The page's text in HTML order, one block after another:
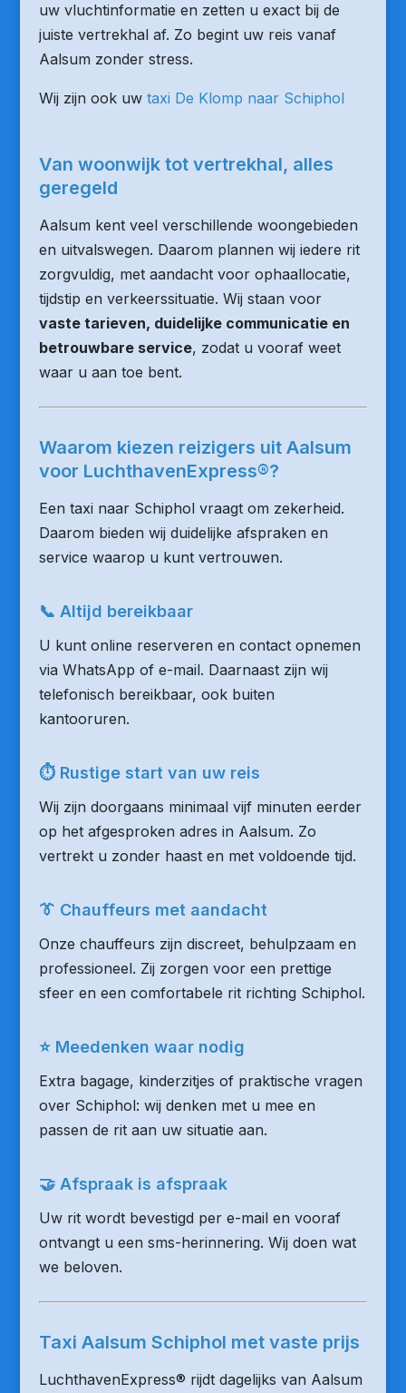
uw vluchtinformatie en zetten u exact bij de
juiste vertrekhal af. Zo begint uw reis vanaf
Aalsum zonder stress.
Wij zijn ook uw taxi De Klomp naar Schiphol
Van woonwijk tot vertrekhal, alles
geregeld
Aalsum kent veel verschillende woongebieden
en uitvalswegen. Daarom plannen wij iedere rit
zorgvuldig, met aandacht voor ophaallocatie,
tijdstip en verkeerssituatie. Wij staan voor
vaste tarieven, duidelijke communicatie en
betrouwbare service, zodat u vooraf weet
waar u aan toe bent.
Waarom kiezen reizigers uit Aalsum
voor LuchthavenExpress®?
Een taxi naar Schiphol vraagt om zekerheid.
Daarom bieden wij duidelijke afspraken en
service waarop u kunt vertrouwen.
📞 Altijd bereikbaar
U kunt online reserveren en contact opnemen
via WhatsApp of e-mail. Daarnaast zijn wij
telefonisch bereikbaar, ook buiten
kantooruren.
⏱ Rustige start van uw reis
Wij zijn doorgaans minimaal vijf minuten eerder
op het afgesproken adres in Aalsum. Zo
vertrekt u zonder haast en met voldoende tijd.
👔 Chauffeurs met aandacht
Onze chauffeurs zijn discreet, behulpzaam en
professioneel. Zij zorgen voor een prettige
sfeer en een comfortabele rit richting Schiphol.
⭐ Meedenken waar nodig
Extra bagage, kinderzitjes of praktische vragen
over Schiphol: wij denken met u mee en
passen de rit aan uw situatie aan.
🤝 Afspraak is afspraak
Uw rit wordt bevestigd per e-mail en vooraf
ontvangt u een sms-herinnering. Wij doen wat
we beloven.
Taxi Aalsum Schiphol met vaste prijs
LuchthavenExpress® rijdt dagelijks van Aalsum